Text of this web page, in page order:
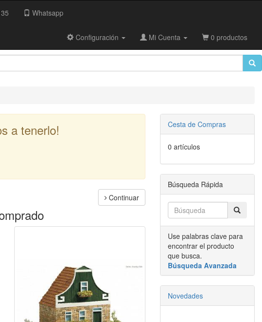
Whatsapp
Configuración Mi Cuenta 0 productos
a tenerlo!
Continuar
Cesta de Compras
0 artículos
Búsqueda Rápida
Use palabras clave para
encontrar el producto
que busca.
Búsqueda Avanzada
Novedades